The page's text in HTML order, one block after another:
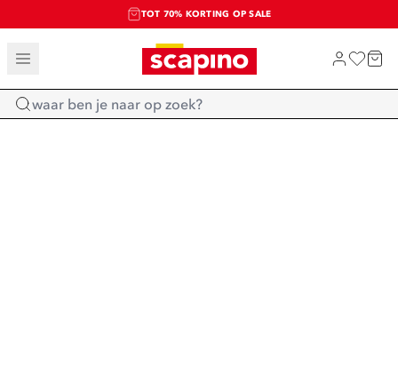
TOT 70% KORTING OP SALE
SALE: LAATSTE KANS!
SHOP NIEUW
Home